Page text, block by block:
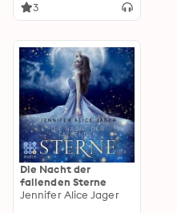
3
Die Nacht der
fallenden Sterne
Jennifer Alice Jager